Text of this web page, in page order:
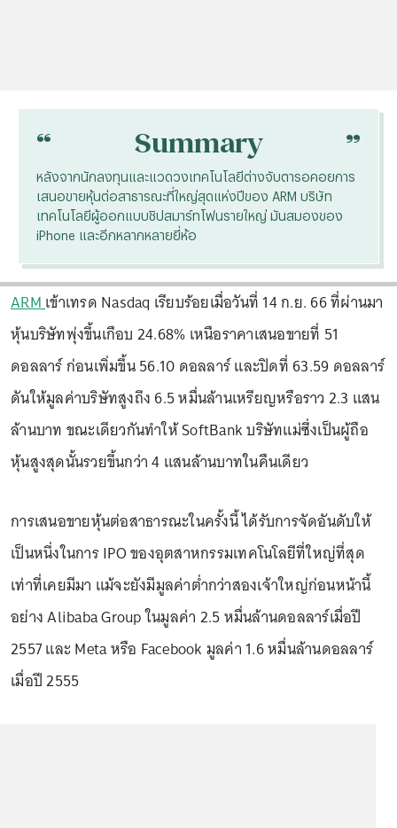
“ Summary “
หลังจากนักลงทุนและแวดวงเทคโนโลยีต่างจับตารอคอยการ
เสนอขายหุ้นต่อสาธารณะที่ใหญ่สุดแห่งปีของ ARM บริษัท
เทคโนโลยีผู้ออกแบบชิปสมาร์ทโฟนรายใหญ่ มันสมองของ
iPhone และอีกหลากหลายยี่ห้อ
ARMเข้าเทรด Nasdaq เรียบร้อยเมื่อวันที่ 14 ก.ย. 66 ที่ผ่านมา
หุ้นบริษัทพุ่งขึ้นเกือบ 24.68% เหนือราคาเสนอขายที่ 51
ดอลลาร์ ก่อนเพิ่มขึ้น 56.10 ดอลลาร์ และปิดที่ 63.59 ดอลลาร์
ดันให้มูลค่าบริษัทสูงถึง 6.5 หมื่นล้านเหรียญหรือราว 2.3 แสน
ล้านบาท ขณะเดียวกันทำให้ SoftBank บริษัทแม่ซึ่งเป็นผู้ถือ
หุ้นสูงสุดนั้นรวยขึ้นกว่า 4 แสนล้านบาทในคืนเดียว
การเสนอขายหุ้นต่อสาธารณะในครั้งนี้ ได้รับการจัดอันดับให้
เป็นหนึ่งในการ IPO ของอุตสาหกรรมเทคโนโลยีที่ใหญ่ที่สุด
เท่าที่เคยมีมา แม้จะยังมีมูลค่าต่ำกว่าสองเจ้าใหญ่ก่อนหน้านี้
อย่าง Alibaba Group ในมูลค่า 2.5 หมื่นล้านดอลลาร์เมื่อปี
2557 และ Meta หรือ Facebook มูลค่า 1.6 หมื่นล้านดอลลาร์
เมื่อปี 2555